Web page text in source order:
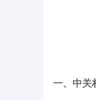
一、中关